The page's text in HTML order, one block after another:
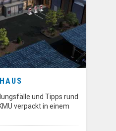
und Tipps rund
verpackt in einem